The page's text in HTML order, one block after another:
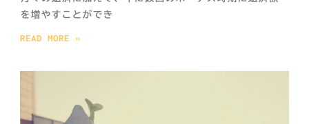
を増やすことができ
READ MORE »